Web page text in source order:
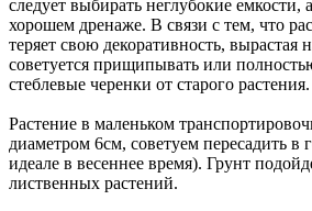
следует выбирать неглубокие емкости,
хорошем дренаже. В связи с тем, что
теряет свою декоративность, вырастая
советуется прищипывать или
стеблевые черенки от старого растения.
Растение в маленьком
диаметром 6см, советуем пересадить в
идеале в весеннее время). Грунт
лиственных растений.